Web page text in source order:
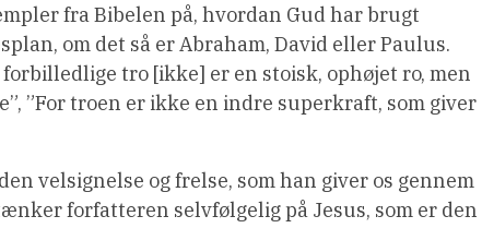
fra Bibelen på, hvordan Gud har brugt
om det så er Abraham, David eller Paulus.
tro [ikke] er en stoisk, ophøjet ro, men
”For troen er ikke en indre superkraft, som giver
velsignelse og frelse, som han giver os gennem
forfatteren selvfølgelig på Jesus, som er den